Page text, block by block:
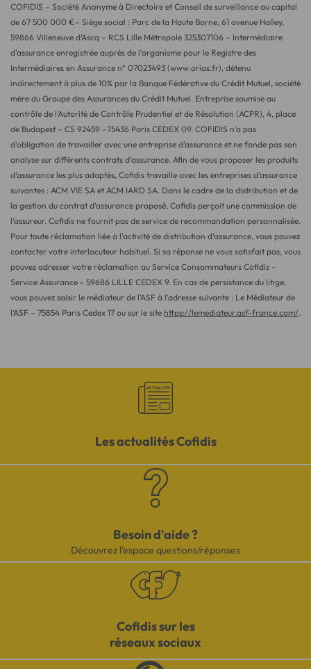
COFIDIS – Société Anonyme à Directoire et Conseil de surveillance au capital
de 67 500 000 €– Siège social : Parc de la Haute Borne, 61 avenue Halley,
59866 Villeneuve d’Ascq – RCS Lille Métropole 325307106 – Intermédiaire
d’assurance enregistrée auprès de l’organisme pour le Registre des
Intermédiaires en Assurance n° 07023493 (www.orias.fr), détenu
indirectement à plus de 10% par la Banque Fédérative du Crédit Mutuel, société
mère du Groupe des Assurances du Crédit Mutuel. Entreprise soumise au
contrôle de l’Autorité de Contrôle Prudentiel et de Résolution (ACPR), 4, place
de Budapest – CS 92459 –75436 Paris CEDEX 09. COFIDIS n’a pas
d’obligation de travailler avec une entreprise d’assurance et ne fonde pas son
analyse sur différents contrats d’assurance. Afin de vous proposer les produits
d’assurance les plus adaptés, Cofidis travaille avec les entreprises d’assurance
suivantes : ACM VIE SA et ACM IARD SA. Dans le cadre de la distribution et de
la gestion du contrat d’assurance proposé, Cofidis perçoit une commission de
l’assureur. Cofidis ne fournit pas de service de recommandation personnalisée.
Pour toute réclamation liée à l’activité de distribution d’assurance, vous pouvez
contacter votre interlocuteur habituel. Si sa réponse ne vous satisfait pas, vous
pouvez adresser votre réclamation au Service Consommateurs Cofidis –
Service Assurance - 59686 LILLE CEDEX 9. En cas de persistance du litige,
vous pouvez saisir le médiateur de l’ASF à l’adresse suivante : Le Médiateur de
l’ASF – 75854 Paris Cedex 17 ou sur le site https://lemediateur.asf-france.com/.
Les actualités Cofidis
Besoin d'aide ?
Découvrez l'espace questions/réponses
Cofidis sur les
réseaux sociaux